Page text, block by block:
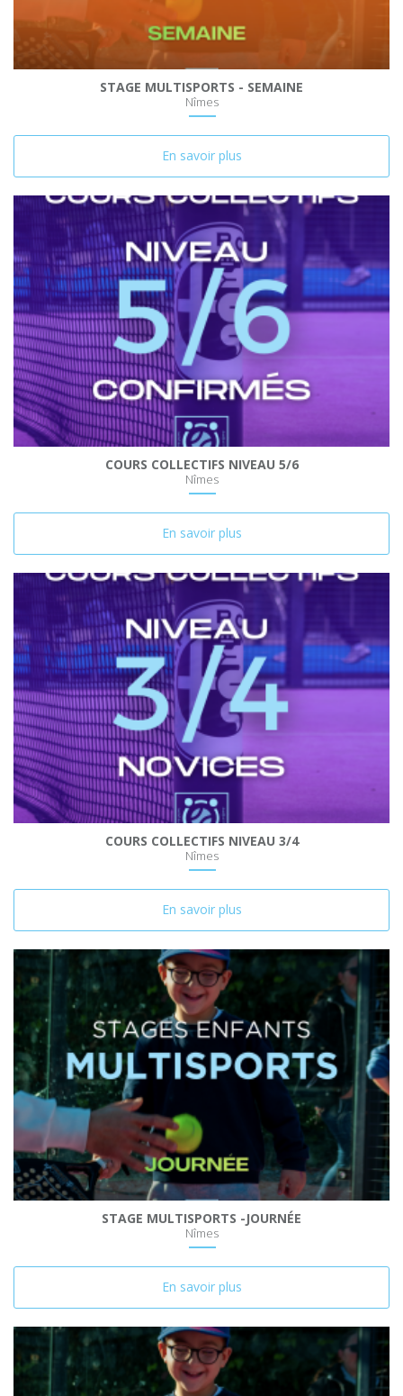
STAGE MULTISPORTS - SEMAINE
Nîmes
En savoir plus
COURS COLLECTIFS NIVEAU 5/6
Nîmes
En savoir plus
COURS COLLECTIFS NIVEAU 3/4
Nîmes
En savoir plus
STAGE MULTISPORTS -JOURNÉE
Nîmes
En savoir plus